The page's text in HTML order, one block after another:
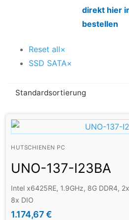
direkt hier
bestellen
Reset all×
SSD SATA×
HUTSCHIENEN PC
UNO-137-I23BA
Intel x6425RE, 1.9GHz, 8G DDR4,
8x DIO
1.174,67€